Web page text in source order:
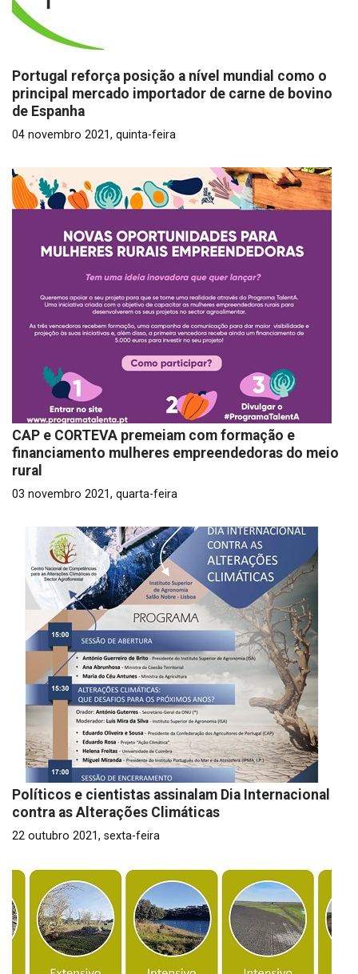
Portugal reforça posição a nível mundial como o
principal mercado importador de carne de bovino
de Espanha
04 novembro 2021, quinta-feira
CAP e CORTEVA premeiam com formação e
financiamento mulheres empreendedoras do meio
rural
03 novembro 2021, quarta-feira
Políticos e cientistas assinalam Dia Internacional
contra as Alterações Climáticas
22 outubro 2021, sexta-feira